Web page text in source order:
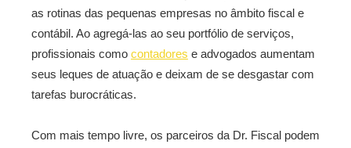
as rotinas das pequenas empresas no âmbito fiscal e
contábil. Ao agregá-las ao seu portfólio de serviços,
profissionais como contadores e advogados aumentam
seus leques de atuação e deixam de se desgastar com
tarefas burocráticas.
Com mais tempo livre, os parceiros da Dr. Fiscal podem